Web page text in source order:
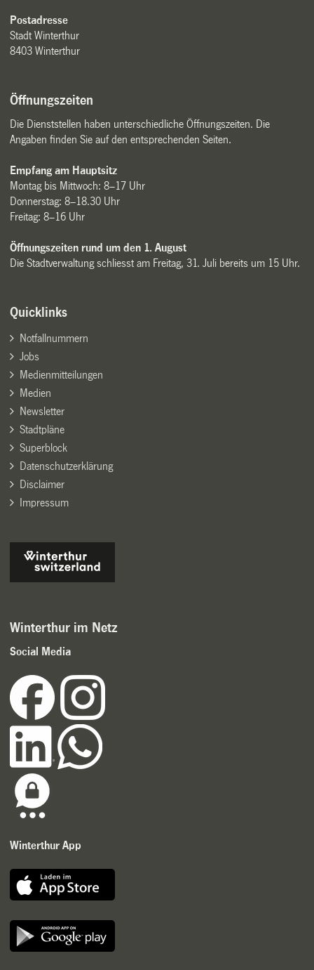
Postadresse
Stadt Winterthur
8403 Winterthur
Öffnungszeiten
Die Dienststellen haben unterschiedliche Öffnungszeiten. Die
Angaben finden Sie auf den entsprechenden Seiten.
Empfang am Hauptsitz
Montag bis Mittwoch: 8–17 Uhr
Donnerstag: 8–18.30 Uhr
Freitag: 8–16 Uhr
Öffnungszeiten rund um den 1. August
Die Stadtverwaltung schliesst am Freitag, 31. Juli bereits um 15 Uhr.
Quicklinks
Notfallnummern
Jobs
Medienmitteilungen
Medien
Newsletter
Stadtpläne
Superblock
Datenschutzerklärung
Disclaimer
Impressum
Winterthur im Netz
Social Media
Winterthur App